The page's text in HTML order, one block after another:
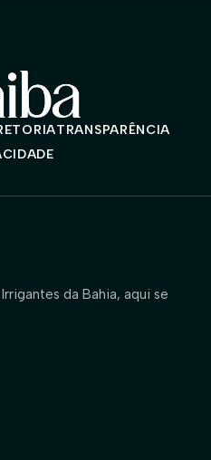
TRANSPARÊNCIA
da Bahia, aqui se